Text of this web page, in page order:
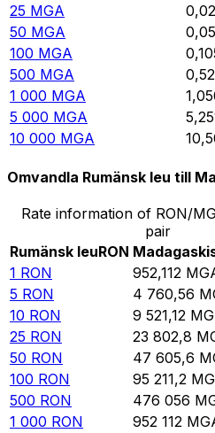
25 MGA
50 MGA
100 MGA
500 MGA
1 000 MGA
5 000 MGA
10 000 MGA
Omvandla Rumänsk leu till
Rate information of RON/
pair
Rumänsk leuRON
1 RON 952,112
5 RON 4 760,56
10 RON 9 521,12
25 RON 23 802,8
50 RON 47 605,6
100 RON 95 211,2
500 RON 476 056
1 000 RON 952 112